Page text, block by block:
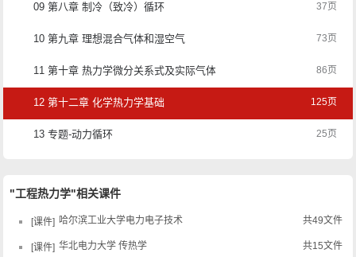
09 第八章 制冷（致冷）循环 37页
10 第九章 理想混合气体和湿空气 73页
11 第十章 热力学微分关系式及实际气体的性质 86页
12 第十二章 化学热力学基础 125页
13 专题-动力循环 25页
"工程热力学"相关课件
课件 哈尔滨工业大学电力电子技术 共49文件
课件 华北电力大学 传热学 共15文件